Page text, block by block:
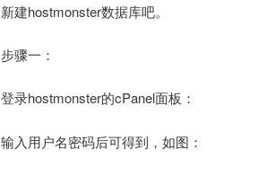
新建hostmonster数据库吧。
步骤一：
登录hostmonster的cPanel面板：
输入用户名密码后可得到，如图：